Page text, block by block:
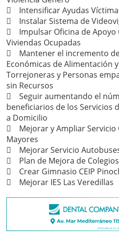
 Intensificar Ayudas
 Instalar Sistema de
 Impulsar Oficina de Apoyo
Viviendas Ocupadas
 Mantener el incremento
Económicas de Alimentación
Torrejoneras y Personas
sin Recursos
 Seguir aumentando el
beneficiarios de los Servicios
a Domicilio
 Mejorar y Ampliar Servicio
Mayores
 Mejorar Servicio
 Plan de Mejora de
 Crear Gimnasio CEIP
 Mejorar IES Las Veredillas